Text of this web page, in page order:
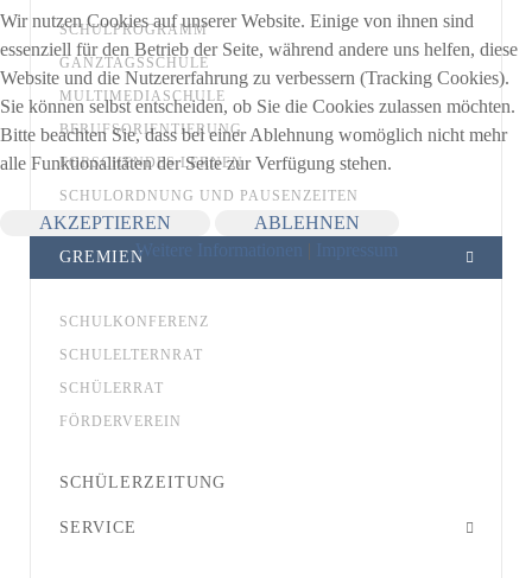
SCHULPROGRAMM
GANZTAGSSCHULE
MULTIMEDIASCHULE
BERUFSORIENTIERUNG
FORSCHENDES LERNEN
SCHULORDNUNG UND PAUSENZEITEN
GREMIEN
SCHULKONFERENZ
SCHULELTERNRAT
SCHÜLERRAT
FÖRDERVEREIN
SCHÜLERZEITUNG
SERVICE
Wir nutzen Cookies auf unserer Website. Einige von ihnen sind
essenziell für den Betrieb der Seite, während andere uns helfen, diese
Website und die Nutzererfahrung zu verbessern (Tracking Cookies).
Sie können selbst entscheiden, ob Sie die Cookies zulassen möchten.
Bitte beachten Sie, dass bei einer Ablehnung womöglich nicht mehr
alle Funktionalitäten der Seite zur Verfügung stehen.
AKZEPTIEREN
ABLEHNEN
Weitere Informationen
| Impressum